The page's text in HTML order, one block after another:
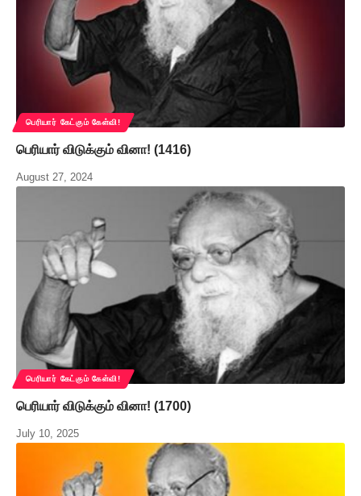
பெரியார் கேட்கும் கேள்வி!
பெரியார் விடுக்கும் வினா! (1416)
August 27, 2024
பெரியார் கேட்கும் கேள்வி!
பெரியார் விடுக்கும் வினா! (1700)
July 10, 2025